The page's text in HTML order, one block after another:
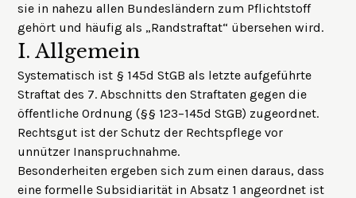
sie in nahezu allen Bundesländern zum Pflichtstoff
gehört und häufig als „Randstraftat“ übersehen wird.
I. Allgemein
Systematisch ist § 145d StGB als letzte aufgeführte
Straftat des 7. Abschnitts den Straftaten gegen die
öffentliche Ordnung (§§ 123–145d StGB) zugeordnet.
Rechtsgut ist der Schutz der Rechtspflege vor
unnützer Inanspruchnahme.
Besonderheiten ergeben sich zum einen daraus, dass
eine formelle Subsidiarität in Absatz 1 angeordnet ist